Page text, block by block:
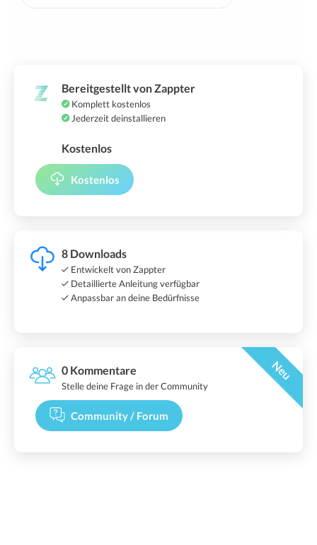
Bereitgestellt von Zappter
Komplett kostenlos
Jederzeit deinstallieren
Kostenlos
Kostenlos
8 Downloads
Entwickelt von Zappter
Detaillierte Anleitung verfügbar
Anpassbar an deine Bedürfnisse
0 Kommentare Neu
Stelle deine Frage in der Community
Community / Forum